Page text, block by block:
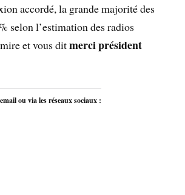
accordé, la grande majorité des
selon l’estimation des radios
et vous ditmerci président
ou via les réseaux sociaux :